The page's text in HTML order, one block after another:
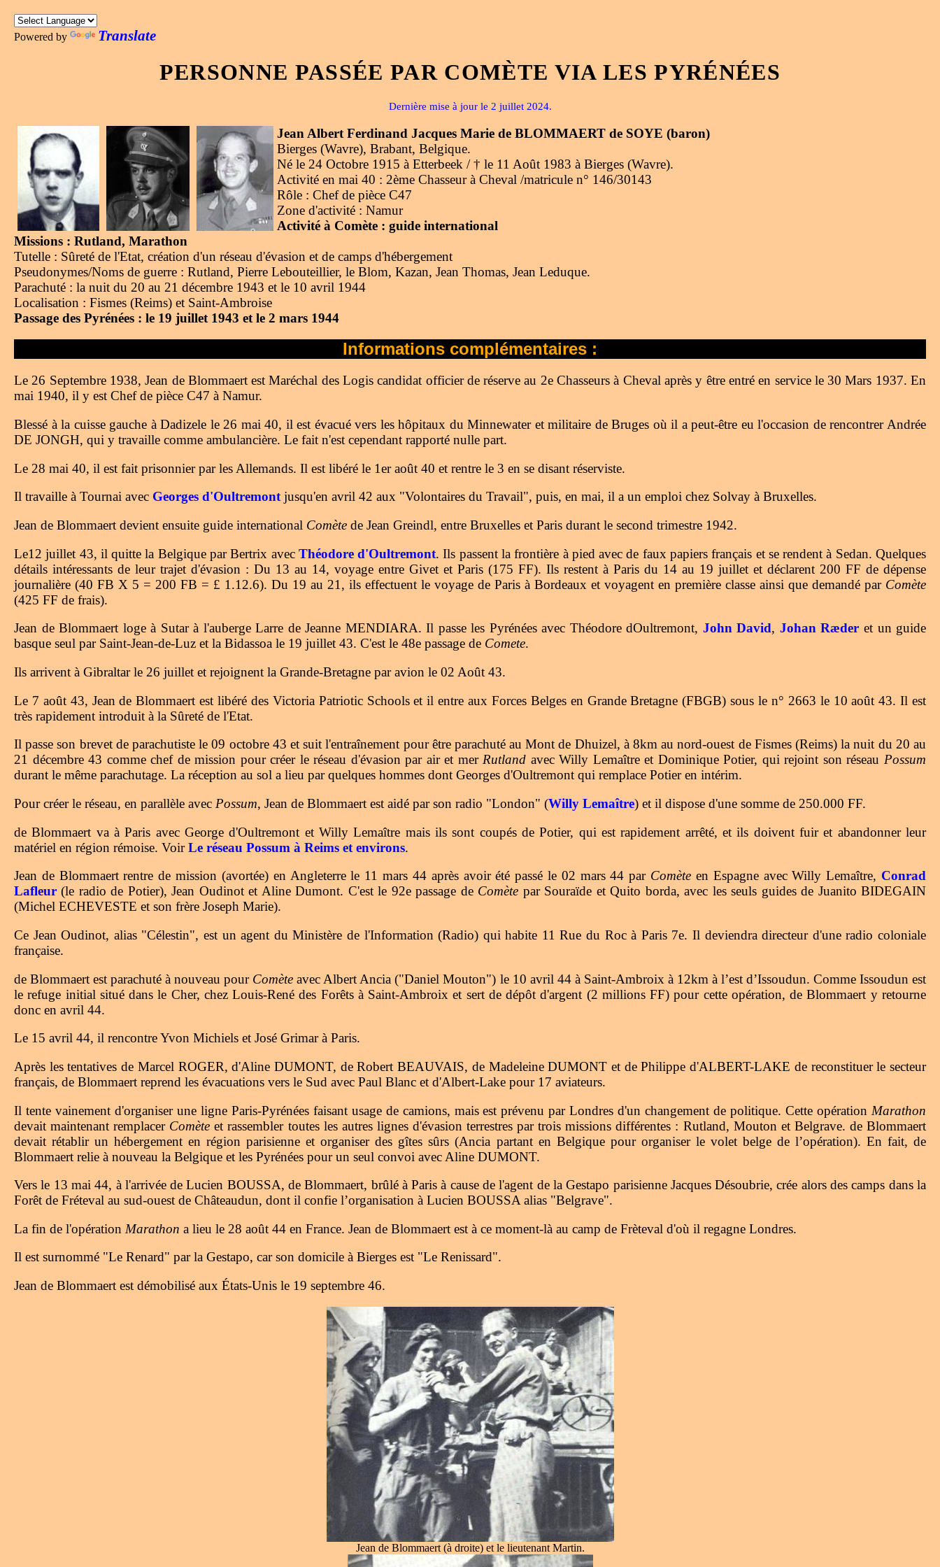
Powered by Translate
PERSONNE PASSÉE PAR COMÈTE VIA LES PYRÉNÉES
Dernière mise à jour le 2 juillet 2024.
Jean Albert Ferdinand Jacques Marie de BLOMMAERT de SOYE (baron)
Bierges (Wavre), Brabant, Belgique.
Né le 24 Octobre 1915 à Etterbeek / † le 11 Août 1983 à Bierges (Wavre).
Activité en mai 40 : 2ème Chasseur à Cheval /matricule n° 146/30143
Rôle : Chef de pièce C47
Zone d'activité : Namur
Activité à Comète : guide international
Missions : Rutland, Marathon
Tutelle : Sûreté de l'Etat, création d'un réseau d'évasion et de camps d'hébergement
Pseudonymes/Noms de guerre : Rutland, Pierre Lebouteillier, le Blom, Kazan, Jean Thomas, Jean Leduque.
Parachuté : la nuit du 20 au 21 décembre 1943 et le 10 avril 1944
Localisation : Fismes (Reims) et Saint-Ambroise
Passage des Pyrénées : le 19 juillet 1943 et le 2 mars 1944
Informations complémentaires :
Le 26 Septembre 1938, Jean de Blommaert est Maréchal des Logis candidat officier de réserve au 2e Chasseurs à Cheval après y être entré en service le 30 Mars 1937. En
mai 1940, il y est Chef de pièce C47 à Namur.
Blessé à la cuisse gauche à Dadizele le 26 mai 40, il est évacué vers les hôpitaux du Minnewater et militaire de Bruges où il a peut-être eu l'occasion de rencontrer Andrée
DE JONGH, qui y travaille comme ambulancière. Le fait n'est cependant rapporté nulle part.
Le 28 mai 40, il est fait prisonnier par les Allemands. Il est libéré le 1er août 40 et rentre le 3 en se disant réserviste.
Il travaille à Tournai avec Georges d'Oultremontjusqu'en avril 42 aux "Volontaires du Travail", puis, en mai, il a un emploi chez Solvay à Bruxelles.
Jean de Blommaert devient ensuite guide international Comète de Jean Greindl, entre Bruxelles et Paris durant le second trimestre 1942.
Le12 juillet 43, il quitte la Belgique par Bertrix avec Théodore d'Oultremont. Ils passent la frontière à pied avec de faux papiers français et se rendent à Sedan. Quelques
détails intéressants de leur trajet d'évasion : Du 13 au 14, voyage entre Givet et Paris (175 FF). Ils restent à Paris du 14 au 19 juillet et déclarent 200 FF de dépense
journalière (40 FB X 5 = 200 FB = £ 1.12.6). Du 19 au 21, ils effectuent le voyage de Paris à Bordeaux et voyagent en première classe ainsi que demandé par Comète
(425 FF de frais).
Jean de Blommaert loge à Sutar à l'auberge Larre de Jeanne MENDIARA. Il passe les Pyrénées avec Théodore dOultremont, John David, Johan Ræder et un guide
basque seul par Saint-Jean-de-Luz et la Bidassoa le 19 juillet 43. C'est le 48e passage de Comete.
Ils arrivent à Gibraltar le 26 juillet et rejoignent la Grande-Bretagne par avion le 02 Août 43.
Le 7 août 43, Jean de Blommaert est libéré des Victoria Patriotic Schools et il entre aux Forces Belges en Grande Bretagne (FBGB) sous le n° 2663 le 10 août 43. Il est
très rapidement introduit à la Sûreté de l'Etat.
Il passe son brevet de parachutiste le 09 octobre 43 et suit l'entraînement pour être parachuté au Mont de Dhuizel, à 8km au nord-ouest de Fismes (Reims) la nuit du 20 au
21 décembre 43 comme chef de mission pour créer le réseau d'évasion par air et merRutland avec Willy Lemaître et Dominique Potier, qui rejoint son réseauPossum
durant le même parachutage. La réception au sol a lieu par quelques hommes dont Georges d'Oultremont qui remplace Potier en intérim.
Pour créer le réseau, en parallèle avec Possum, Jean de Blommaert est aidé par son radio "London" (Willy Lemaître) et il dispose d'une somme de 250.000 FF.
de Blommaert va à Paris avec George d'Oultremont et Willy Lemaître mais ils sont coupés de Potier, qui est rapidement arrêté, et ils doivent fuir et abandonner leur
matériel en région rémoise. VoirLe réseau Possum à Reims et environs.
Jean de Blommaert rentre de mission (avortée) en Angleterre le 11 mars 44 après avoir été passé le 02 mars 44 par Comète en Espagne avec Willy Lemaître, Conrad
Lafleur (le radio de Potier), Jean Oudinot et Aline Dumont. C'est le 92e passage de Comète par Souraïde et Quito borda, avec les seuls guides de Juanito BIDEGAIN
(Michel ECHEVESTE et son frère Joseph Marie).
Ce Jean Oudinot, alias "Célestin", est un agent du Ministère de l'Information (Radio) qui habite 11 Rue du Roc à Paris 7e. Il deviendra directeur d'une radio coloniale
française.
de Blommaert est parachuté à nouveau pour Comète avec Albert Ancia ("Daniel Mouton") le 10 avril 44 à Saint-Ambroix à 12km à l’est d’Issoudun. Comme Issoudun est
le refuge initial situé dans le Cher, chez Louis-René des Forêts à Saint-Ambroix et sert de dépôt d'argent (2 millions FF) pour cette opération, de Blommaert y retourne
donc en avril 44.
Le 15 avril 44, il rencontre Yvon Michiels et José Grimar à Paris.
Après les tentatives de Marcel ROGER, d'Aline DUMONT, de Robert BEAUVAIS, de Madeleine DUMONT et de Philippe d'ALBERT-LAKE de reconstituer le secteur
français, de Blommaert reprend les évacuations vers le Sud avec Paul Blanc et d'Albert-Lake pour 17 aviateurs.
Il tente vainement d'organiser une ligne Paris-Pyrénées faisant usage de camions, mais est prévenu par Londres d'un changement de politique. Cette opération Marathon
devait maintenant remplacer Comète et rassembler toutes les autres lignes d'évasion terrestres par trois missions différentes : Rutland, Mouton et Belgrave. de Blommaert
devait rétablir un hébergement en région parisienne et organiser des gîtes sûrs (Ancia partant en Belgique pour organiser le volet belge de l’opération). En fait, de
Blommaert relie à nouveau la Belgique et les Pyrénées pour un seul convoi avec Aline DUMONT.
Vers le 13 mai 44, à l'arrivée de Lucien BOUSSA, de Blommaert, brûlé à Paris à cause de l'agent de la Gestapo parisienne Jacques Désoubrie, crée alors des camps dans la
Forêt de Fréteval au sud-ouest de Châteaudun, dont il confie l’organisation à Lucien BOUSSA alias "Belgrave".
La fin de l'opération Marathon a lieu le 28 août 44 en France. Jean de Blommaert est à ce moment-là au camp de Frèteval d'où il regagne Londres.
Il est surnommé "Le Renard" par la Gestapo, car son domicile à Bierges est "Le Renissard".
Jean de Blommaert est démobilisé aux États-Unis le 19 septembre 46.
Jean de Blommaert (à droite) et le lieutenant Martin.